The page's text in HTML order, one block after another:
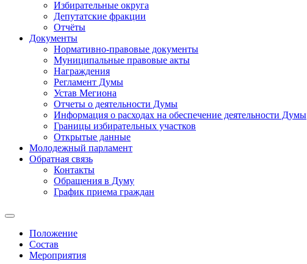
Избирательные округа
Депутатские фракции
Отчёты
Документы
Нормативно-правовые документы
Муниципальные правовые акты
Награждения
Регламент Думы
Устав Мегиона
Отчеты о деятельности Думы
Информация о расходах на обеспечение деятельности Думы
Границы избирательных участков
Открытые данные
Молодежный парламент
Обратная связь
Контакты
Обращения в Думу
График приема граждан
Положение
Состав
Мероприятия